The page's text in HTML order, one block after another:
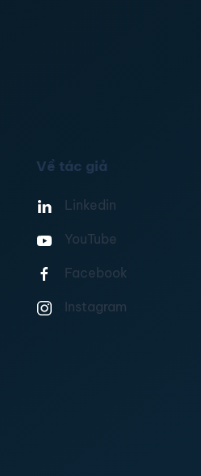
Về tác giả
Linkedin
YouTube
Facebook
Instagram